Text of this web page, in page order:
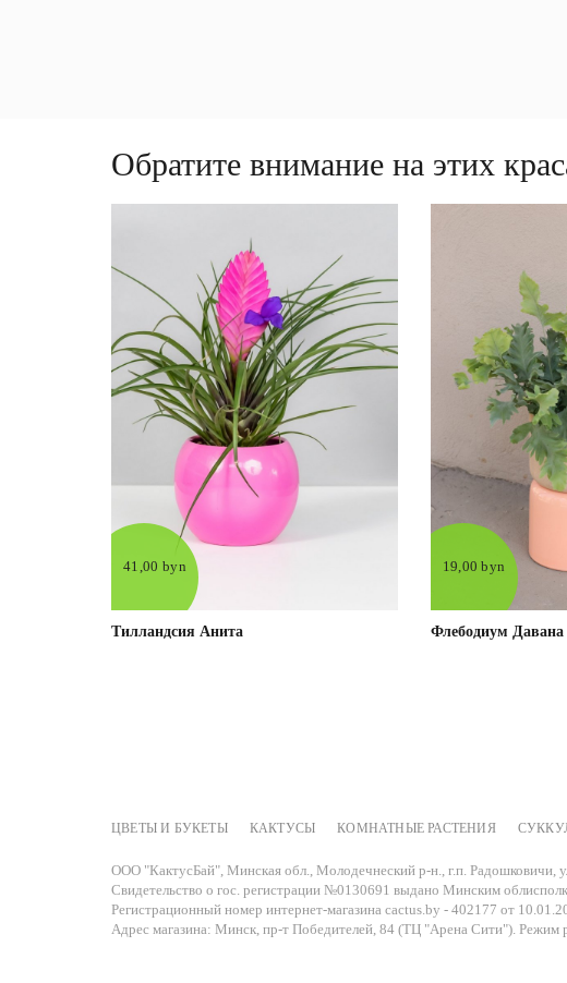
Обратите внимание на этих
41,00 byn
Тилландсия Анита
19,00 byn
Флебодиум Давана
ЦВЕТЫ И БУКЕТЫ КАКТУСЫ КОМНАТНЫЕ РАСТЕНИЯ
ООО "КактусБай", Минская обл., Молодечнеский р-н., г.п. Радошковичи,
Свидетельство о гос. регистрации №0130691 выдано Минским
Регистрационный номер интернет-магазина cactus.by - 402177 от
Адрес магазина: Минск, пр-т Победителей, 84 (ТЦ "Арена Сити"). Режим